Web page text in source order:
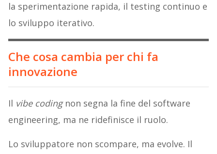
la sperimentazione rapida, il testing continuo e
lo sviluppo iterativo.
Che cosa cambia per chi fa
innovazione
Il vibe coding non segna la fine del software
engineering, ma ne ridefinisce il ruolo.
Lo sviluppatore non scompare, ma evolve. Il